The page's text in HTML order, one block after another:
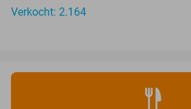
Verkocht: 2.164